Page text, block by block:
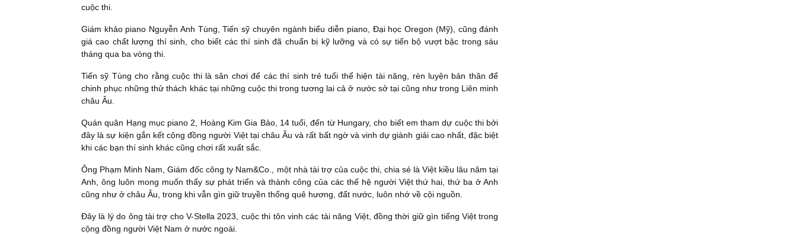
cuộc thi.
Giám khảo piano Nguyễn Anh Tùng, Tiến sỹ chuyên ngành biểu diễn piano, Đại học Oregon (Mỹ), cũng đánh
giá cao chất lượng thí sinh, cho biết các thí sinh đã chuẩn bị kỹ lưỡng và có sự tiến bộ vượt bậc trong sáu
tháng qua ba vòng thi.
Tiến sỹ Tùng cho rằng cuộc thi là sân chơi để các thí sinh trẻ tuổi thể hiện tài năng, rèn luyện bản thân để
chinh phục những thử thách khác tại những cuộc thi trong tương lai cả ở nước sở tại cũng như trong Liên minh
châu Âu.
Quán quân Hạng mục piano 2, Hoàng Kim Gia Bảo, 14 tuổi, đến từ Hungary, cho biết em tham dự cuộc thi bởi
đây là sự kiện gắn kết cộng đồng người Việt tại châu Âu và rất bất ngờ và vinh dự giành giải cao nhất, đặc biệt
khi các bạn thí sinh khác cũng chơi rất xuất sắc.
Ông Phạm Minh Nam, Giám đốc công ty Nam&Co., một nhà tài trợ của cuộc thi, chia sẻ là Việt kiều lâu năm tại
Anh, ông luôn mong muốn thấy sự phát triển và thành công của các thế hệ người Việt thứ hai, thứ ba ở Anh
cũng như ở châu Âu, trong khi vẫn gìn giữ truyền thống quê hương, đất nước, luôn nhớ về cội nguồn.
Đây là lý do ông tài trợ cho V-Stella 2023, cuộc thi tôn vinh các tài năng Việt, đồng thời giữ gìn tiếng Việt trong
cộng đồng người Việt Nam ở nước ngoài.